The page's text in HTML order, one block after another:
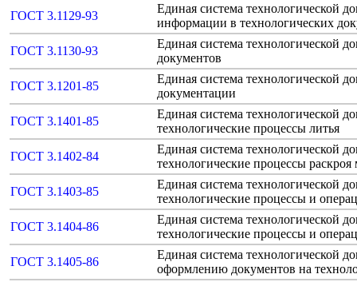
ГОСТ 3.1129-93
Единая система технологической
информации в технологических
ГОСТ 3.1130-93
Единая система технологической
документов
ГОСТ 3.1201-85
Единая система технологической
документации
ГОСТ 3.1401-85
Единая система технологической
технологические процессы литья
ГОСТ 3.1402-84
Единая система технологической
технологические процессы раскроя
ГОСТ 3.1403-85
Единая система технологической
технологические процессы и
ГОСТ 3.1404-86
Единая система технологической
технологические процессы и
ГОСТ 3.1405-86
Единая система технологической
оформлению документов на